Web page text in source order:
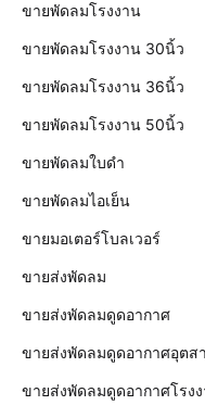
ขายพัดลมโรงงาน
ขายพัดลมโรงงาน 30นิ้ว
ขายพัดลมโรงงาน 36นิ้ว
ขายพัดลมโรงงาน 50นิ้ว
ขายพัดลมใบดำ
ขายพัดลมไอเย็น
ขายมอเตอร์โบลเวอร์
ขายส่งพัดลม
ขายส่งพัดลมดูดอากาศ
ขายส่งพัดลมดูดอากาศอุตส
ขายส่งพัดลมดูดอากาศโรง